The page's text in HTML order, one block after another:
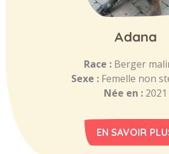
Adana
Race : Berger
Sexe : Femelle non
Née en : 2021
EN SAVOIR